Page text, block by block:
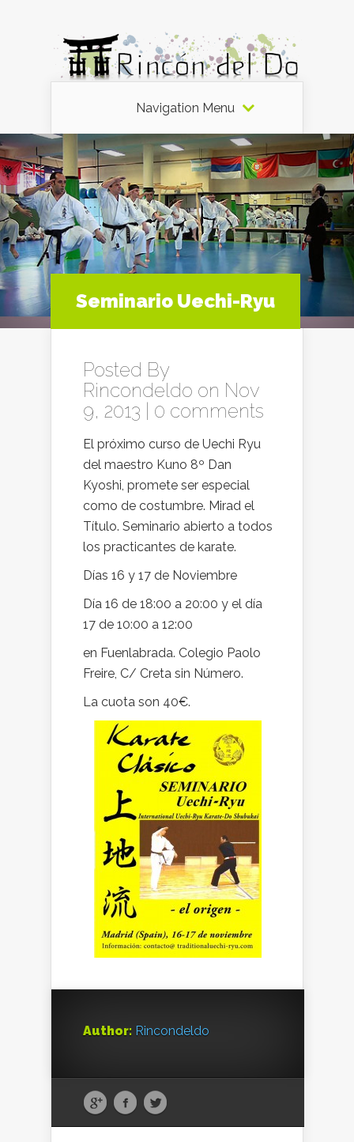
Navigation Menu
Seminario Uechi-Ryu
Posted By
Rincondeldo on Nov
9, 2013 | 0 comments
El próximo curso de Uechi Ryu
del maestro Kuno 8º Dan
Kyoshi, promete ser especial
como de costumbre. Mirad el
Título. Seminario abierto a todos
los practicantes de karate.
Días 16 y 17 de Noviembre
Día 16 de 18:00 a 20:00 y el día
17 de 10:00 a 12:00
en Fuenlabrada. Colegio Paolo
Freire, C/ Creta sin Número.
La cuota son 40€.
Author: Rincondeldo